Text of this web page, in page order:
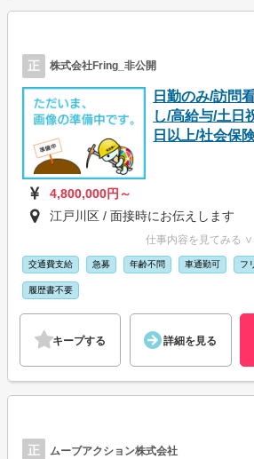
正 株式会社Fring_非公開
日勤のみ/訪問
し/高給与/土日
日以上/社会保
4,800,000円～
江戸川区 / 面接時にお伝えします
仕事内容を見てみる ∨
交通費支給 急募 年齢不問 車通勤可 フ
履歴書不要
キープする 詳細を見る
正 ムーブアクション株式会社